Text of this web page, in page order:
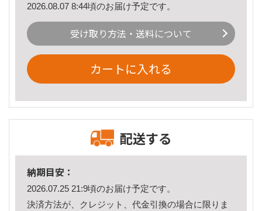
2026.08.07 8:44頃のお届け予定です。
受け取り方法・送料について
カートに入れる
配送する
納期目安：
2026.07.25 21:9頃のお届け予定です。
決済方法が、クレジット、代金引換の場合に限りま